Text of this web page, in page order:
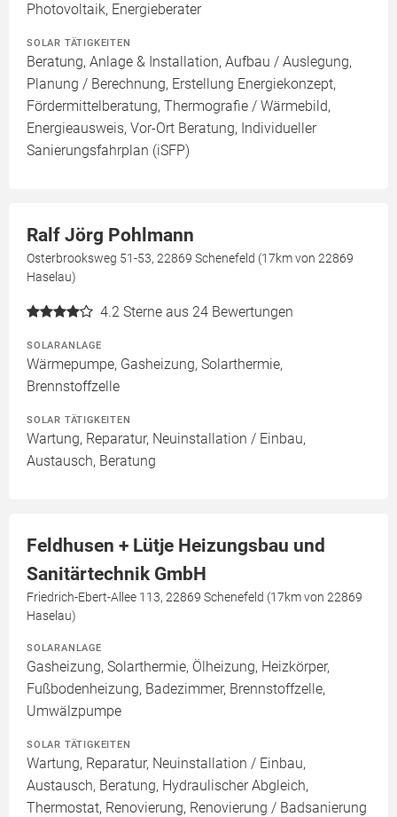
Photovoltaik, Energieberater
SOLAR TÄTIGKEITEN
Beratung, Anlage & Installation, Aufbau / Auslegung,
Planung / Berechnung, Erstellung Energiekonzept,
Fördermittelberatung, Thermografie / Wärmebild,
Energieausweis, Vor-Ort Beratung, Individueller
Sanierungsfahrplan (iSFP)
Ralf Jörg Pohlmann
Osterbrooksweg 51-53, 22869 Schenefeld (17km von 22869
Haselau)
4.2 Sterne aus 24 Bewertungen
SOLARANLAGE
Wärmepumpe, Gasheizung, Solarthermie,
Brennstoffzelle
SOLAR TÄTIGKEITEN
Wartung, Reparatur, Neuinstallation / Einbau,
Austausch, Beratung
Feldhusen + Lütje Heizungsbau und
Sanitärtechnik GmbH
Friedrich-Ebert-Allee 113, 22869 Schenefeld (17km von 22869
Haselau)
SOLARANLAGE
Gasheizung, Solarthermie, Ölheizung, Heizkörper,
Fußbodenheizung, Badezimmer, Brennstoffzelle,
Umwälzpumpe
SOLAR TÄTIGKEITEN
Wartung, Reparatur, Neuinstallation / Einbau,
Austausch, Beratung, Hydraulischer Abgleich,
Thermostat, Renovierung, Renovierung / Badsanierung